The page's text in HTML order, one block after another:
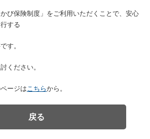
利用案内
に関する事例集
フト
の道
習会について
習会 FAQ
いて
録
員ログインはこちら
台帳ログインはこちら
び保険制度」をご利用いただくことで、安心
する
す。
ください。
ージはこちらから。
戻る